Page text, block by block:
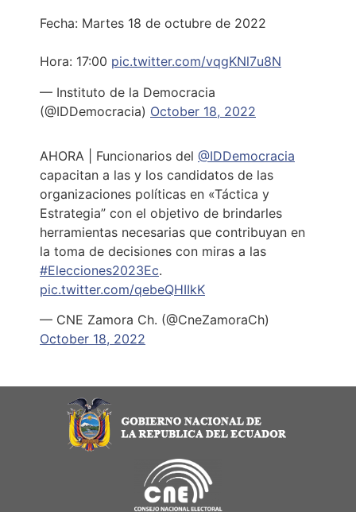
Fecha: Martes 18 de octubre de 2022
Hora: 17:00 pic.twitter.com/vqgKNl7u8N
— Instituto de la Democracia
(@IDDemocracia) October 18, 2022
AHORA | Funcionarios del @IDDemocracia
capacitan a las y los candidatos de las
organizaciones políticas en «Táctica y
Estrategia” con el objetivo de brindarles
herramientas necesarias que contribuyan en
la toma de decisiones con miras a las
#Elecciones2023Ec.
pic.twitter.com/qebeQHIIkK
— CNE Zamora Ch. (@CneZamoraCh)
October 18, 2022